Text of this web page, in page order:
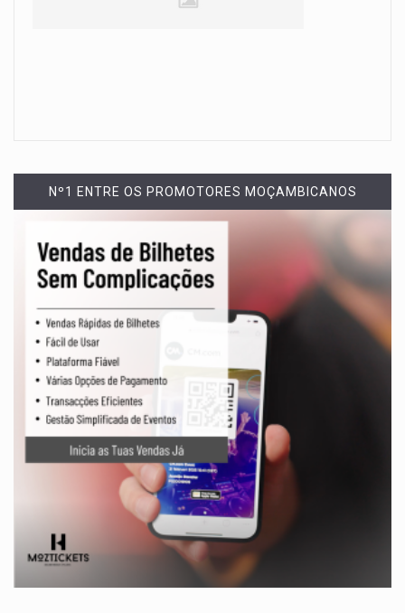
Nº1 ENTRE OS PROMOTORES MOÇAMBICANOS